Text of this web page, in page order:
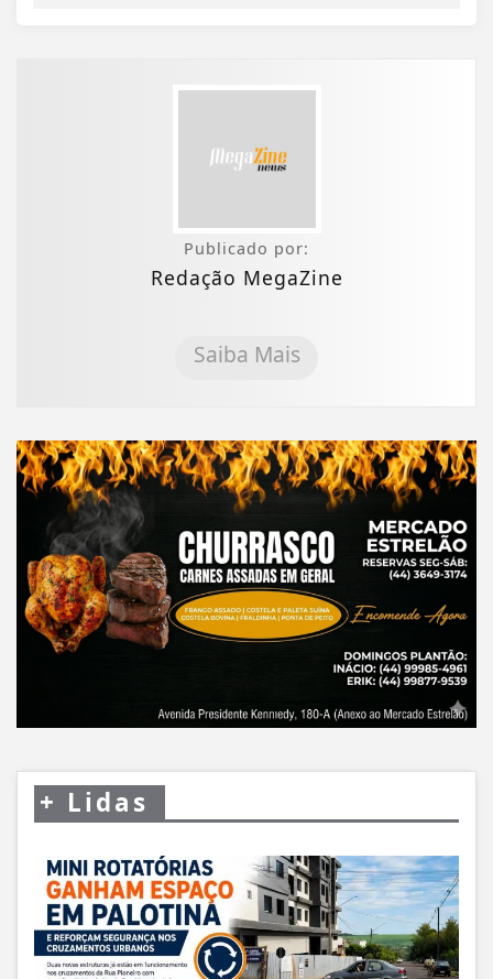
Publicado por:
Redação MegaZine
Saiba Mais
+ Lidas